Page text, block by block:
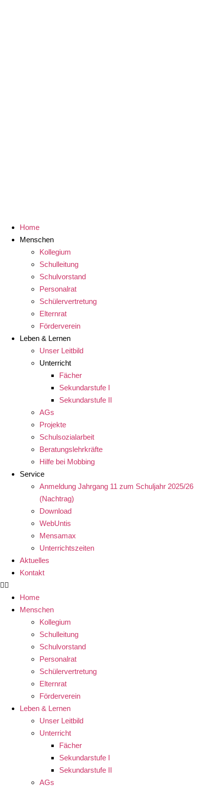
Home
Menschen
Kollegium
Schulleitung
Schulvorstand
Personalrat
Schülervertretung
Elternrat
Förderverein
Leben & Lernen
Unser Leitbild
Unterricht
Fächer
Sekundarstufe I
Sekundarstufe II
AGs
Projekte
Schulsozialarbeit
Beratungslehrkräfte
Hilfe bei Mobbing
Service
Anmeldung Jahrgang 11 zum Schuljahr 2025/26
(Nachtrag)
Download
WebUntis
Mensamax
Unterrichtszeiten
Aktuelles
Kontakt
Home
Menschen
Kollegium
Schulleitung
Schulvorstand
Personalrat
Schülervertretung
Elternrat
Förderverein
Leben & Lernen
Unser Leitbild
Unterricht
Fächer
Sekundarstufe I
Sekundarstufe II
AGs